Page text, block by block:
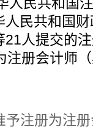
人民共和国
21人提交的
注册会计师
予注册为注